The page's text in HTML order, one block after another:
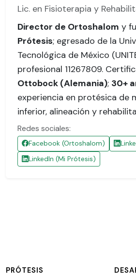
Lic. en Fisioterapia y
Director de Ortoshalom y
Prótesis; egresado de la
Tecnológica de México
profesional 11267809.
Ottobock (Alemania); 30+
experiencia en protésica de
inferior, alineación y
Redes sociales:
Facebook (Ortoshalom)
LinkedIn (Mi Prótesis)
PRÓTESIS